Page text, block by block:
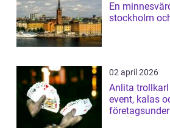
En
stockholm
02 april 2026
Anlita
event, kalas